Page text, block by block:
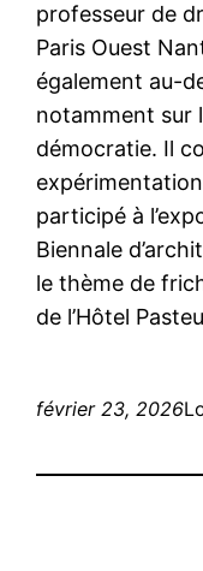
professeur de
Paris Ouest
également au-
notamment sur
démocratie. Il
participé à
Biennale
le thème de
de l’Hôtel
février 23, 2026